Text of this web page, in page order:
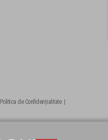
Politica de Confidențialitate|